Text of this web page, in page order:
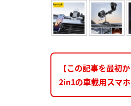
【この記事を最初か
2in1の車載用スマ